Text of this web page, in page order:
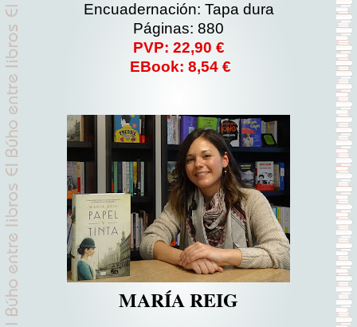
Encuadernación: Tapa dura
Páginas: 880
PVP: 22,90 €
EBook: 8,54 €
MARÍA REIG